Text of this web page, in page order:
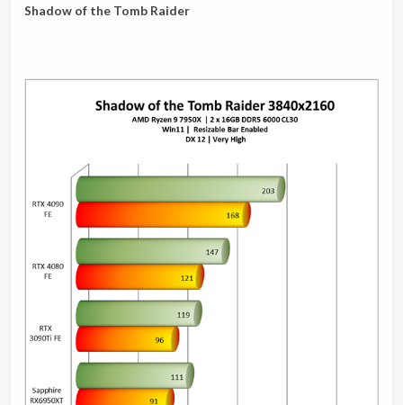
Shadow of the Tomb Raider